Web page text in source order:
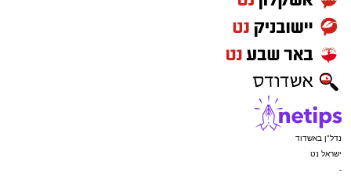
נדל"ן באשדוד
ישראל נט
-